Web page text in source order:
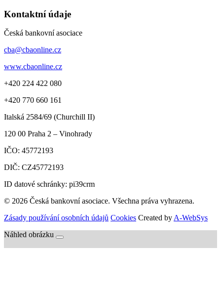
Kontaktní údaje
Česká bankovní asociace
cba@cbaonline.cz
www.cbaonline.cz
+420 224 422 080
+420 770 660 161
Italská 2584/69 (Churchill II)
120 00 Praha 2 – Vinohrady
IČO: 45772193
DIČ: CZ45772193
ID datové schránky: pi39crm
© 2026 Česká bankovní asociace. Všechna práva vyhrazena.
Zásady používání osobních údajů Cookies Created byA-WebSys
Náhled obrázku